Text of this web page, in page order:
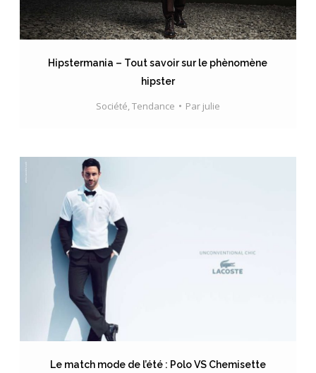
Hipstermania – Tout savoir sur le phènomène
hipster
Société,Tendance Par julie
Le match mode de l’été : Polo VS Chemisette